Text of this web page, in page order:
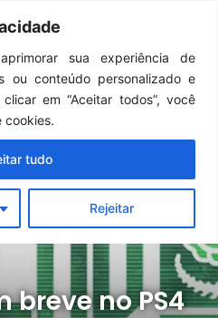
sua experiência de
ou conteúdo personalizado e
em “Aceitar todos”, você
cookies.
Rejeitar
tudo
breve no PS4